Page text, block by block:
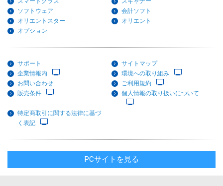
ソフトウェア
会計ソフト
オリエントスター
オリエント
オプション
サポート
サイトマップ
企業情報内
環境への取り組み
お問い合わせ
ご利用規約
販売条件
個人情報の取り扱いについて
特定商取引に関する法律に基づ
く表記
PCサイトを見る